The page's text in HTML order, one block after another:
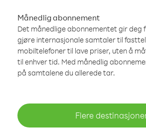
Månedlig abonnement
Det månedlige abonnementet gir deg
gjøre internasjonale samtaler til
mobiltelefoner til lave priser, uten å
til enhver tid. Med månedlig
på samtalene du allerede tar.
Flere